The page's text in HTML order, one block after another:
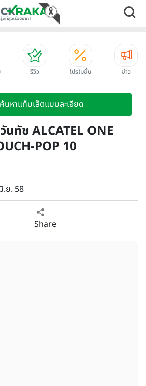
รีวิว โปรโมชั่น ข่าว
ค้นหาแท็บเล็ตแบบละเอียด
นทัช ALCATEL ONE
POP 10
.ย. 58
Share